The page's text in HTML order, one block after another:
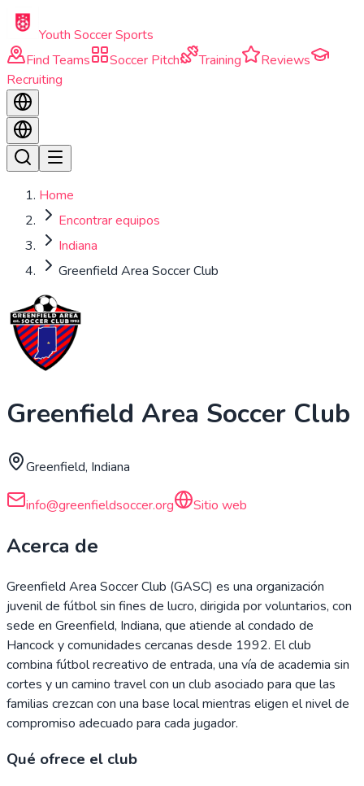
Skip to main content
Youth Soccer Sports
Find Teams
Soccer Pitch Training
Reviews
Recruiting
Home
Encontrar equipos
Indiana
Greenfield Area Soccer Club
Greenfield Area Soccer Club
Greenfield, Indiana
info@greenfieldsoccer.org Sitio web
Acerca de
Greenfield Area Soccer Club (GASC) es una organización
juvenil de fútbol sin fines de lucro, dirigida por voluntarios, con
sede en Greenfield, Indiana, que atiende al condado de
Hancock y comunidades cercanas desde 1992. El club
combina fútbol recreativo de entrada, una vía de academia sin
cortes y un camino travel con un club asociado para que las
familias crezcan con una base local mientras eligen el nivel de
compromiso adecuado para cada jugador.
Qué ofrece el club